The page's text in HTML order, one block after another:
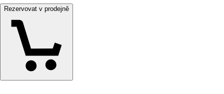
Rezervovat v prodejně